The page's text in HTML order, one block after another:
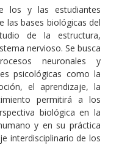
los y las estudiantes
las bases biológicas del
de la estructura,
nervioso. Se busca
neuronales y
psicológicas como la
el aprendizaje, la
permitirá a los
biológica en la
y en su práctica
interdisciplinario de los